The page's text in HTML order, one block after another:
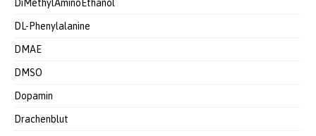
DiMethylAminoEthanol
DL-Phenylalanine
DMAE
DMSO
Dopamin
Drachenblut